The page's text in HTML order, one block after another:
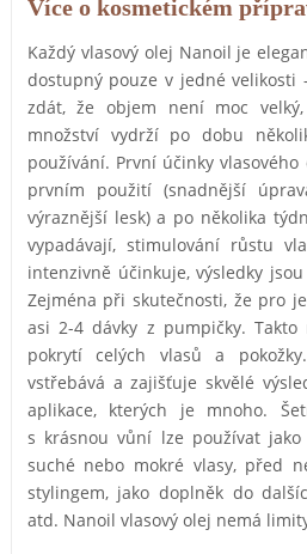
Více o kosmetickém
Každý vlasový olej Nanoil je
dostupný pouze v jedné velikosti
zdát, že objem není moc
množství vydrží po dobu
používání. První účinky
prvním použití (snadnější
výraznější lesk) a po několika
vypadávají, stimulování růstu
intenzivně účinkuje, výsledky
Zejména při skutečnosti, že pro
asi 2-4 dávky z pumpičky.
pokrytí celých vlasů a
vstřebává a zajišťuje skvělé
aplikace, kterých je mnoho.
s krásnou vůní lze používat
suché nebo mokré vlasy, před
stylingem, jako doplněk do
atd. Nanoil vlasový olej nemá